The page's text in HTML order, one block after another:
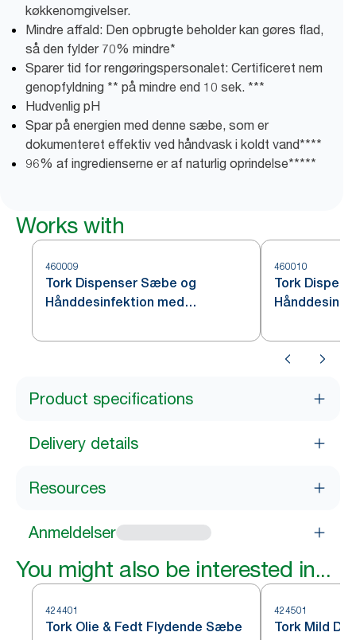
køkkenomgivelser.
Mindre affald: Den opbrugte beholder kan gøres flad,
så den fylder 70% mindre*
Sparer tid for rengøringspersonalet: Certificeret nem
genopfyldning ** på mindre end 10 sek. ***
Hudvenlig pH
Spar på energien med denne sæbe, som er
dokumenteret effektiv ved håndvask i koldt vand****
96% af ingredienserne er af naturlig oprindelse*****
Works with
460009
Tork Dispenser Sæbe og
Hånddesinfektion med
S4
460010
Tork
Product specifications
Delivery details
Resources
Anmeldelser
You might also be interested in...
424401
Tork Olie & Fedt Flydende Sæbe
424501
Tork Mild